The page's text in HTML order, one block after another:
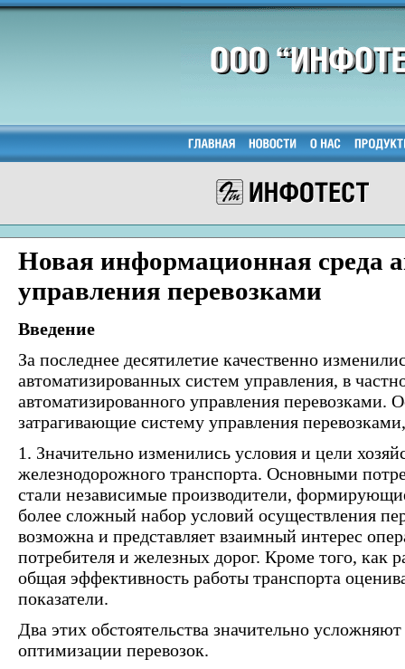
Новая информационная среда
управления перевозками
Введение
За последнее десятилетие качественно
автоматизированных систем управления, в
автоматизированного управления перевозками.
затрагивающие систему управления
1. Значительно изменились условия и цели
железнодорожного транспорта. Основными
стали независимые производители,
более сложный набор условий осуществления
возможна и представляет взаимный интерес
потребителя и железных дорог. Кроме того, как
общая эффективность работы транспорта
показатели.
Два этих обстоятельства значительно
оптимизации перевозок.